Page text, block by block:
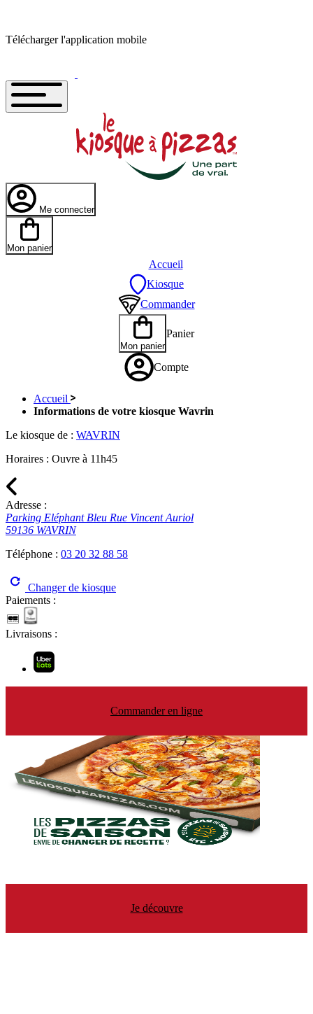
Télécharger l'application mobile
Me connecter
Mon panier
Accueil
Kiosque
Commander
Mon panier
Panier
Compte
Accueil
Informations de votre kiosque Wavrin
Le kiosque de : WAVRIN
Horaires : Ouvre à 11h45
Adresse :
Parking Eléphant Bleu Rue Vincent Auriol
59136 WAVRIN
Téléphone : 03 20 32 88 58
Changer de kiosque
Paiements :
Livraisons :
Commander en ligne
Je découvre